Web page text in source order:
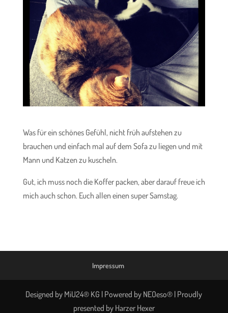
Was für ein schönes Gefühl, nicht früh aufstehen zu
brauchen und einfach mal auf dem Sofa zu liegen und mit
Mann und Katzen zu kuscheln.
Gut, ich muss noch die Koffer packen, aber darauf freue ich
mich auch schon. Euch allen einen super Samstag.
Impressum
Designed by MiU24® KG | Powered by NEOeso® | Proudly
presented by Harzer Hexer